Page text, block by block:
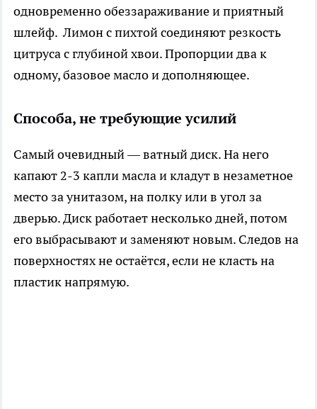
одновременно обеззараживание и приятный
шлейф. Лимон с пихтой соединяют резкость
цитруса с глубиной хвои. Пропорции два к
одному, базовое масло и дополняющее.
Способа, не требующие усилий
Самый очевидный — ватный диск. На него
капают 2-3 капли масла и кладут в незаметное
место за унитазом, на полку или в угол за
дверью. Диск работает несколько дней, потом
его выбрасывают и заменяют новым. Следов на
поверхностях не остаётся, если не класть на
пластик напрямую.